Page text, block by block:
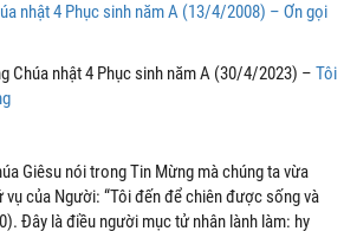
nhật 4 Phục sinh năm A (13/4/2008) – Ơn gọi
Chúa nhật 4 Phục sinh năm A (30/4/2023) – Tôi
Giêsu nói trong Tin Mừng mà chúng ta vừa
vụ của Người: “Tôi đến để chiên được sống và
Đây là điều người mục tử nhân lành làm: hy